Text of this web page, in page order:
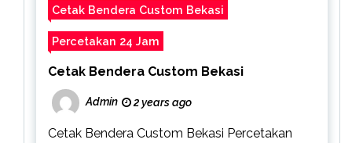
Cetak Bendera Custom Bekasi
Percetakan 24 Jam
Cetak Bendera Custom Bekasi
Admin 2 years ago
Cetak Bendera Custom Bekasi Percetakan